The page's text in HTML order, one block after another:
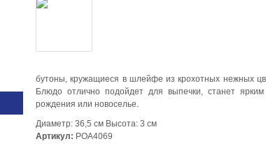
бутоны, кружащиеся в шлейфе из крохотных нежных
Блюдо отлично подойдет для выпечки, станет
рождения или новоселье.
Диаметр: 36,5 см Высота: 3 см
Артикул: РОА4069